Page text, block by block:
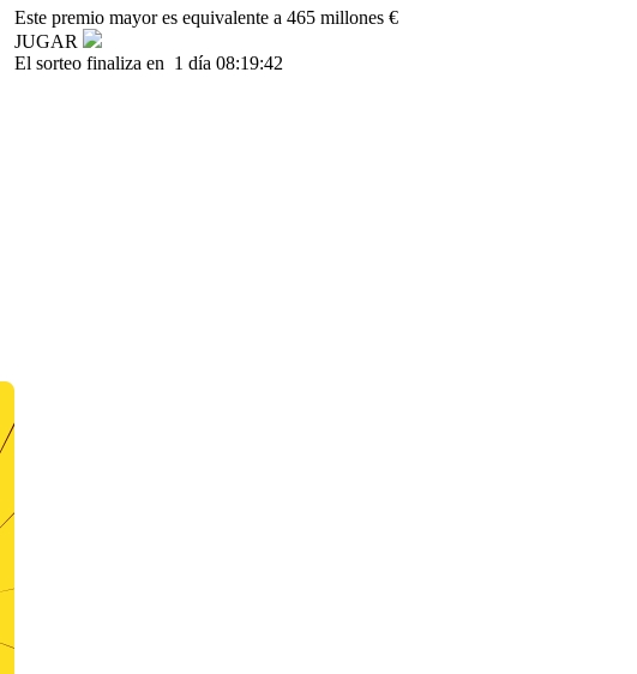
Este premio mayor es equivalente a 465 millones €
JUGAR
El sorteo finaliza en 1 día 08:19:42